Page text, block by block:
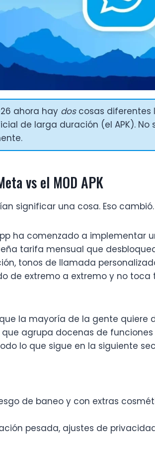
ahora hay doscosas diferentes
de larga duración (el APK).
vs el MOD APK
significar una cosa. Eso cambió.
ha comenzado a implementar
tarifa mensual que
tonos de llamada
de extremo a extremo y no toca
la mayoría de la gente quiere
agrupa docenas de
lo que sigue en la siguiente
de baneo y con extras
pesada, ajustes de